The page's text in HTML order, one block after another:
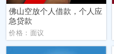
佛山空放个人借款，个人应
急贷款
价格：面议